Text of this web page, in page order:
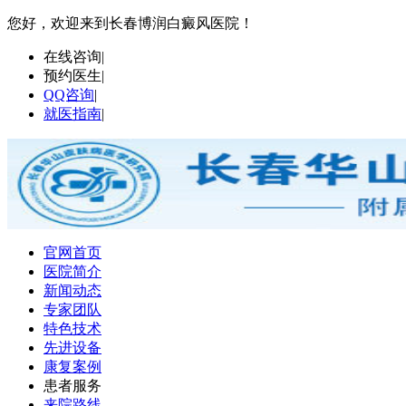
您好，欢迎来到长春博润白癜风医院！
在线咨询|
预约医生|
QQ咨询|
就医指南|
官网首页
医院简介
新闻动态
专家团队
特色技术
先进设备
康复案例
患者服务